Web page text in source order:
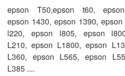
epson T50,epson t60,
epson 1430, epson 1390,
l220, epson l805, epson
L210, epson L1800, epson
L360, epson L565, epson
L385 ....